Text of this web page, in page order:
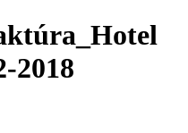
2018